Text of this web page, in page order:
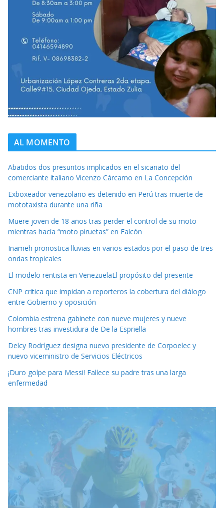
AL MOMENTO
Abatidos dos presuntos implicados en el sicariato del
comerciante italiano Vicenzo Cárcamo en La Concepción
Exboxeador venezolano es detenido en Perú tras muerte de
mototaxista durante una riña
Muere joven de 18 años tras perder el control de su moto
mientras hacía “moto piruetas” en Falcón
Inameh pronostica lluvias en varios estados por el paso de tres
ondas tropicales
El modelo rentista en VenezuelaEl propósito del presente
CNP critica que impidan a reporteros la cobertura del diálogo
entre Gobierno y oposición
Colombia estrena gabinete con nueve mujeres y nueve
hombres tras investidura de De la Espriella
Delcy Rodríguez designa nuevo presidente de Corpoelec y
nuevo viceministro de Servicios Eléctricos
¡Duro golpe para Messi! Fallece su padre tras una larga
enfermedad